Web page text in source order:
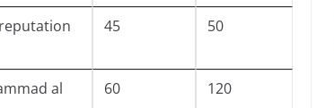
45 50
al
60 120